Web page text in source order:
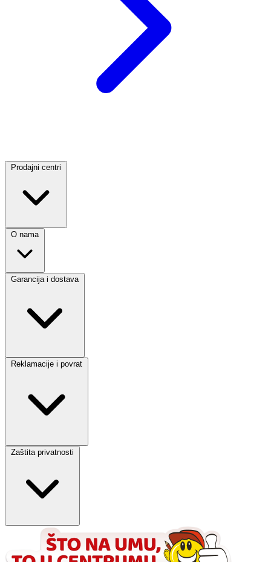
Prodajni centri
O nama
Garancija i dostava
Reklamacije i povrat
Zaštita privatnosti